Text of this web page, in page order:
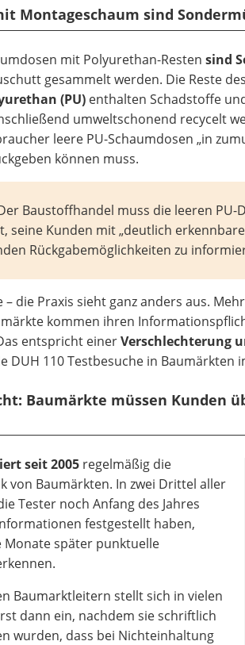
Montageschaum sind
mit Polyurethan-Resten sind
gesammelt werden. Die Reste
(PU) enthalten Schadstoffe
umweltschonend recycelt
leere PU-Schaumdosen „in
können muss.
Baustoffhandel muss die leeren
seine Kunden mit „deutlich
Rückgabemöglichkeiten zu
– die Praxis sieht ganz anders aus.
kommen ihren
entspricht einerVerschlechterung
DUH 110 Testbesuche in
Baumärkte müssen Kunden
seit 2005 regelmäßig die
von Baumärkten. In zwei Drittel aller
Tester noch Anfang des Jahres
festgestellt haben,
Monate später punktuelle
Baumarktleitern stellt sich in vielen
dann ein, nachdem sie schriftlich
wurden, dass bei Nichteinhaltung